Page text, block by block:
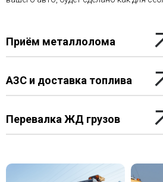
АЗС и доставка топлива
Перевалка ЖД грузов
Приём металлолома